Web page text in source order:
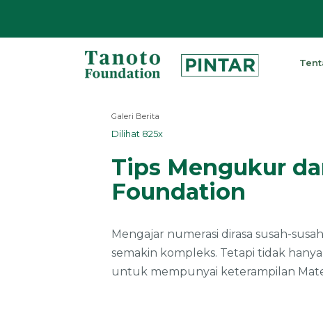
Tanoto
Galeri Berita
Dilihat 825x
Tips Mengukur
Foundation
Mengajar numerasi dirasa susah-
semakin kompleks. Tetapi tidak
untuk mempunyai keterampilan